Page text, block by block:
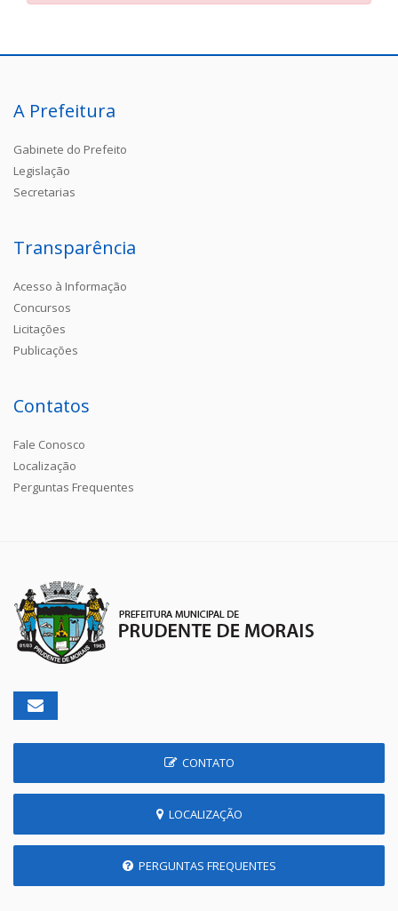
A Prefeitura
Gabinete do Prefeito
Legislação
Secretarias
Transparência
Acesso à Informação
Concursos
Licitações
Publicações
Contatos
Fale Conosco
Localização
Perguntas Frequentes
CONTATO
LOCALIZAÇÃO
PERGUNTAS FREQUENTES